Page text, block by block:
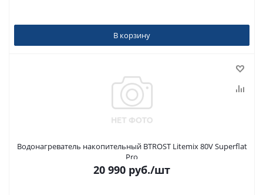
В корзину
Водонагреватель накопительный BTROST Litemix 80V Superflat
Pro
20 990 руб./шт